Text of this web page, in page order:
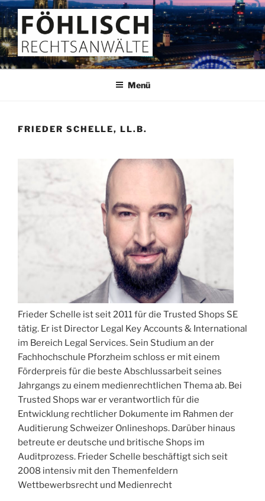
Zum
Inhalt
springen
FÖHLISCH
Rechtsanwälte
Menü
FRIEDER SCHELLE, LL.B.
Frieder Schelle ist seit 2011 für die Trusted Shops SE
tätig. Er ist Director Legal Key Accounts & International
im Bereich Legal Services. Sein Studium an der
Fachhochschule Pforzheim schloss er mit einem
Förderpreis für die beste Abschlussarbeit seines
Jahrgangs zu einem medienrechtlichen Thema ab. Bei
Trusted Shops war er verantwortlich für die
Entwicklung rechtlicher Dokumente im Rahmen der
Auditierung Schweizer Onlineshops. Darüber hinaus
betreute er deutsche und britische Shops im
Auditprozess. Frieder Schelle beschäftigt sich seit
2008 intensiv mit den Themenfeldern
Wettbewerbsrecht und Medienrecht